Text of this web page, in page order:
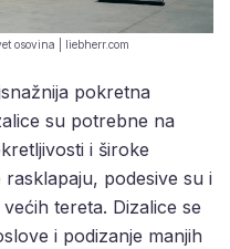
osovina | liebherr.com
pokretna
su potrebne na
i široke
podesive su i
tereta. Dizalice se
i podizanje manjih